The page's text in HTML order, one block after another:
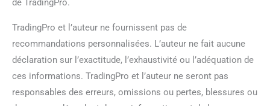
TradingPro et l’auteur ne fournissent pas de
recommandations personnalisées. L’auteur ne fait aucune
déclaration sur l’exactitude, l’exhaustivité ou l’adéquation de
ces informations. TradingPro et l’auteur ne seront pas
responsables des erreurs, omissions ou pertes, blessures ou